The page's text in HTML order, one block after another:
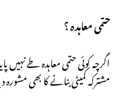
حتمی معاہدہ ؟
اگرچہ کوئی حتمی معاہدہ طے
مشترکہ کمیٹی بنانے کا بھی مشورہ